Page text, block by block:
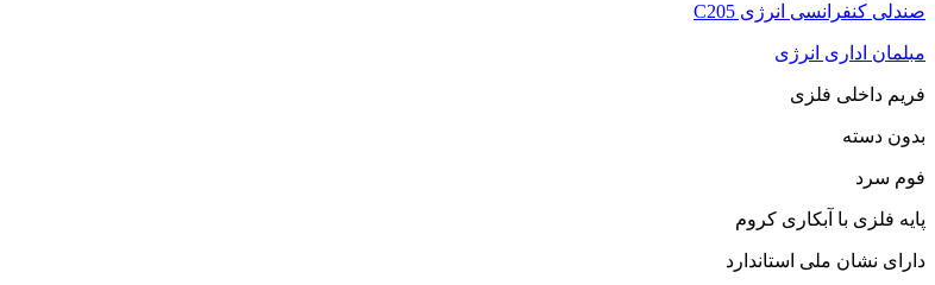
صندلی کنفرانسی انرژی C205
مبلمان اداری انرژی
فریم داخلی فلزی
بدون دسته
فوم سرد
پایه فلزی با آبکاری کروم
دارای نشان ملی استاندارد